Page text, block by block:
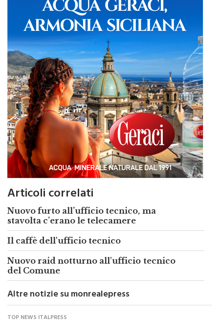
Articoli correlati
Nuovo furto all’ufficio tecnico, ma
stavolta c’erano le telecamere
Il caffè dell'ufficio tecnico
Nuovo raid notturno all'ufficio tecnico
del Comune
Altre notizie su monrealepress